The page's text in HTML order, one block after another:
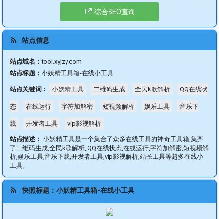
综合SEO查询
站点信息
站点域名：tool.xyjzy.com
站点标题： 小妖精工具箱-在线小工具
站点关键词： 小妖精工具 二维码生成 全民k歌解析 QQ在线状
态 在线运行 字符加解密 短视频解析 娱乐工具 音乐下
载 开发者工具 vip影视解析
站点描述： 小妖精工具是一个集合了众多在线工具的神奇工具箱,集齐
了二维码生成,全民k歌解析,,QQ在线状态,在线运行,字符加解密,短视频解
析,娱乐工具,音乐下载,开发者工具,vip影视解析,站长工具等超多在线小
工具。
快照标题：小妖精工具箱-在线小工具